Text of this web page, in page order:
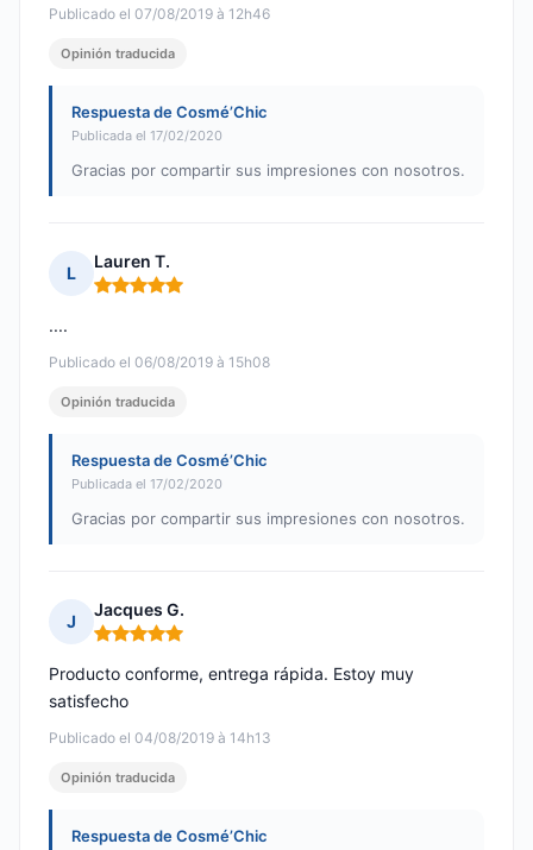
Publicado el 07/08/2019 à 12h46
Opinión traducida
Respuesta de Cosmé’Chic
Publicada el 17/02/2020
Gracias por compartir sus impresiones con nosotros.
L
Lauren T.
Nota: 5 de 5
Publicado el 06/08/2019 à 15h08
....
Opinión traducida
Respuesta de Cosmé’Chic
Publicada el 17/02/2020
Gracias por compartir sus impresiones con nosotros.
J
Jacques G.
Nota: 5 de 5
Publicado el 04/08/2019 à 14h13
Producto conforme, entrega rápida. Estoy muy
satisfecho
Opinión traducida
Respuesta de Cosmé’Chic